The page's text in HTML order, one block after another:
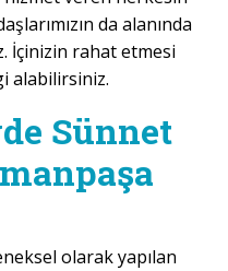
da alanında
İçinizin rahat etmesi
alabilirsiniz.
Sünnet
olarak yapılan